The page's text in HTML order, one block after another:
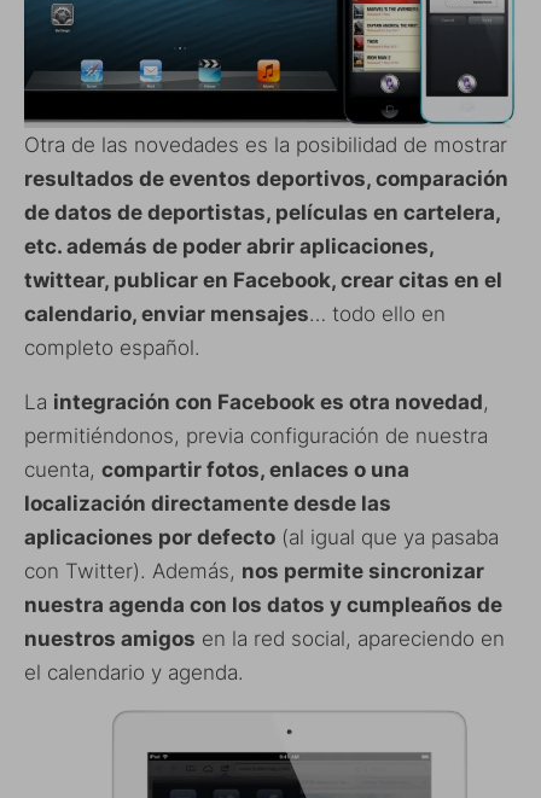
Otra de las novedades es la posibilidad de mostrar
resultados de eventos deportivos, comparación
de datos de deportistas, películas en cartelera,
etc. además de poder abrir aplicaciones,
twittear, publicar en Facebook, crear citas en el
calendario, enviar mensajes… todo ello en
completo español.
La integración con Facebook es otra novedad,
permitiéndonos, previa configuración de nuestra
cuenta, compartir fotos, enlaces o una
localización directamente desde las
aplicaciones por defecto (al igual que ya pasaba
con Twitter). Además, nos permite sincronizar
nuestra agenda con los datos y cumpleaños de
nuestros amigos en la red social, apareciendo en
el calendario y agenda.